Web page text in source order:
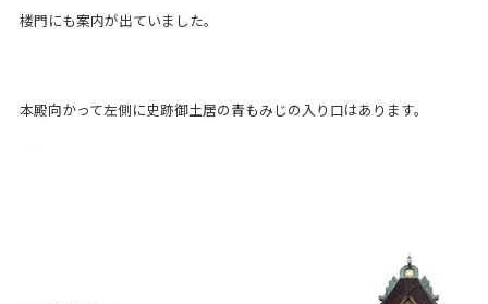
楼門にも案内が出ていました。
本殿向かって左側に史跡御土居の青もみじの入り口はあります。